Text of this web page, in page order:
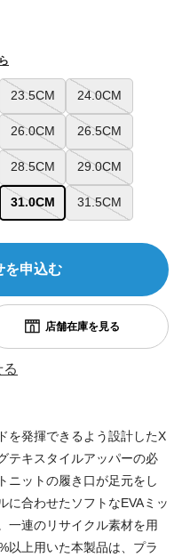
23.5CM 24.0CM
26.0CM 26.5CM
28.5CM 29.0CM
31.0CM 31.5CM
を申込む
を発揮できるよう設計したX
テキスタイルアッパーの必
ニットの履き口が足元をし
に合わせたソフトなEVAミッ
一連のリサイクル素材を用
以上用いた本製品は、プラ